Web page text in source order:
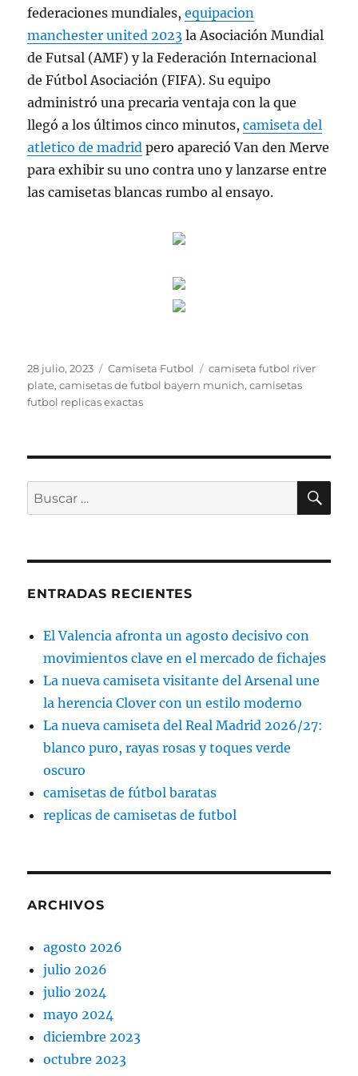
federaciones mundiales,equipacion
manchester united 2023 la Asociación Mundial
de Futsal (AMF) y la Federación Internacional
de Fútbol Asociación (FIFA). Su equipo
administró una precaria ventaja con la que
llegó a los últimos cinco minutos,camiseta del
atletico de madrid pero apareció Van den Merve
para exhibir su uno contra uno y lanzarse entre
las camisetas blancas rumbo al ensayo.
Publicado
el
28 julio, 2023 Categorías
Camiseta Futbol Etiquetas
camiseta futbol river
plate,camisetas de futbol bayern munich,camisetas
futbol replicas exactas
Buscar
por:
ENTRADAS RECIENTES
El Valencia afronta un agosto decisivo con
movimientos clave en el mercado de fichajes
La nueva camiseta visitante del Arsenal une
la herencia Clover con un estilo moderno
La nueva camiseta del Real Madrid 2026/27:
blanco puro, rayas rosas y toques verde
oscuro
camisetas de fútbol baratas
replicas de camisetas de futbol
ARCHIVOS
agosto 2026
julio 2026
julio 2024
mayo 2024
diciembre 2023
octubre 2023